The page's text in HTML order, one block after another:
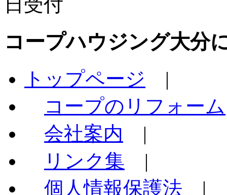
コープハウジング大分
トップページ |
コープのリフォーム
会社案内 |
リンク集 |
個人情報保護法 |